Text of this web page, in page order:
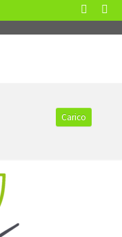
Carico